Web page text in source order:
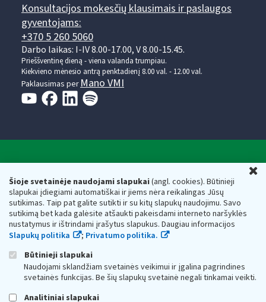
Šioje svetainėje naudojami slapukai(angl. cookies). Būtinieji
slapukai įdiegiami automatiškai ir jiems nėra reikalingas Jūsų
sutikimas. Taip pat galite sutikti ir su kitų slapukų naudojimu. Savo
sutikimą bet kada galėsite atšaukti pakeisdami interneto naršyklės
nustatymus ir ištrindami įrašytus slapukus. Daugiau informacijos
Slapukų politika
; Privatumo politika.
Būtinieji slapukai
Naudojami sklandžiam svetainės veikimui ir įgalina pagrindines
svetainės funkcijas. Be šių slapukų svetainė negali tinkamai veikti.
Analitiniai slapukai
Konsultacijos mokesčių klausimais ir paslaugos
gyventojams:
+370 5 260 5060
Darbo laikas: I-IV 8.00-17.00, V 8.00-15.45.
Prieššventinę dieną - viena valanda trumpiau.
Kiekvieno mėnesio antrą penktadienį 8.00 val. - 12.00 val.
Paklausimas per Mano VMI
Respublikos finansų ministerijos
Biudžetinė įstaiga. Juridinio asmens kodas — 188659752,
adresas: Vasario 16-osios g. 14, 01107 Vilnius, Lietuva, el.paštas:
vmi@vmi.lt, E. pristatymo dėžutės adresas 188659752
Duomenys apie Valstybinę mokesčių inspekciją prie Lietuvos
Respublikos finansų ministerijos kaupiami ir saugomi Juridinių